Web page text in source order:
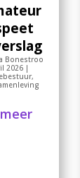
Bonestroo
2026|
,